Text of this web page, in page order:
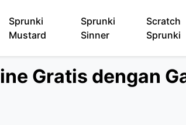
Sprunki
Mustard
Sprunki
Sinner
Scratch
Sprunki
Gratis dengan